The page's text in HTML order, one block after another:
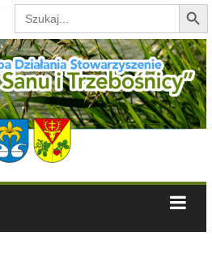
Search
for: